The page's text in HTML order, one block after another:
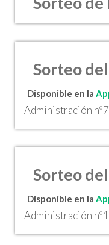
Sorteo
Disponible en la
Administración
Sorteo
Disponible en la
Administración